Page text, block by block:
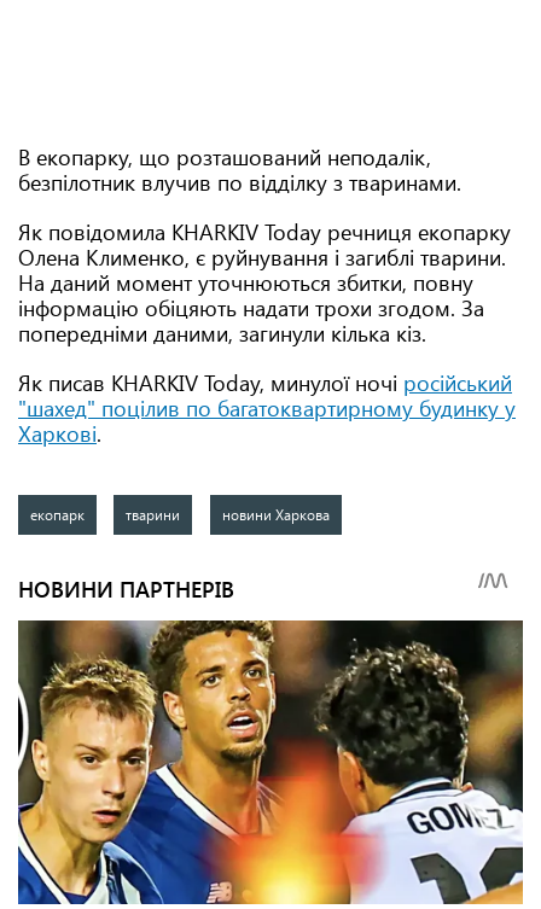
В екопарку, що розташований неподалік,
безпілотник влучив по відділку з тваринами.
Як повідомила KHARKIV Today речниця екопарку
Олена Клименко, є руйнування і загиблі тварини.
На даний момент уточнюються збитки, повну
інформацію обіцяють надати трохи згодом. За
попередніми даними, загинули кілька кіз.
Як писав KHARKIV Today, минулої ночі російський
"шахед" поцілив по багатоквартирному будинку у
Харкові.
екопарк тварини новини Харкова